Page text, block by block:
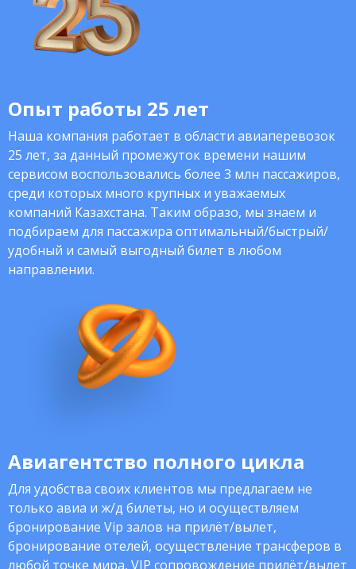
Опыт работы 25 лет
Наша компания работает в области авиаперевозок
25 лет, за данный промежуток времени нашим
сервисом воспользовались более 3 млн пассажиров,
среди которых много крупных и уважаемых
компаний Казахстана. Таким образо, мы знаем и
подбираем для пассажира оптимальный/быстрый/
удобный и самый выгодный билет в любом
направлении.
Авиагентство полного цикла
Для удобства своих клиентов мы предлагаем не
только авиа и ж/д билеты, но и осуществляем
бронирование Vip залов на прилёт/вылет,
бронирование отелей, осуществление трансферов в
любой точке мира, VIP сопровождение прилёт/вылет